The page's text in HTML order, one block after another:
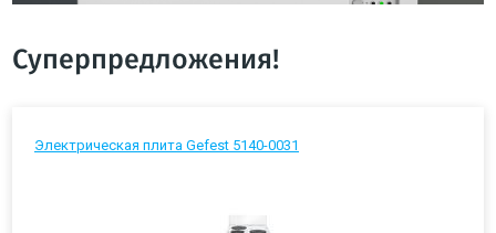
Суперпредложения!
Электрическая плита Gefest 5140-0031